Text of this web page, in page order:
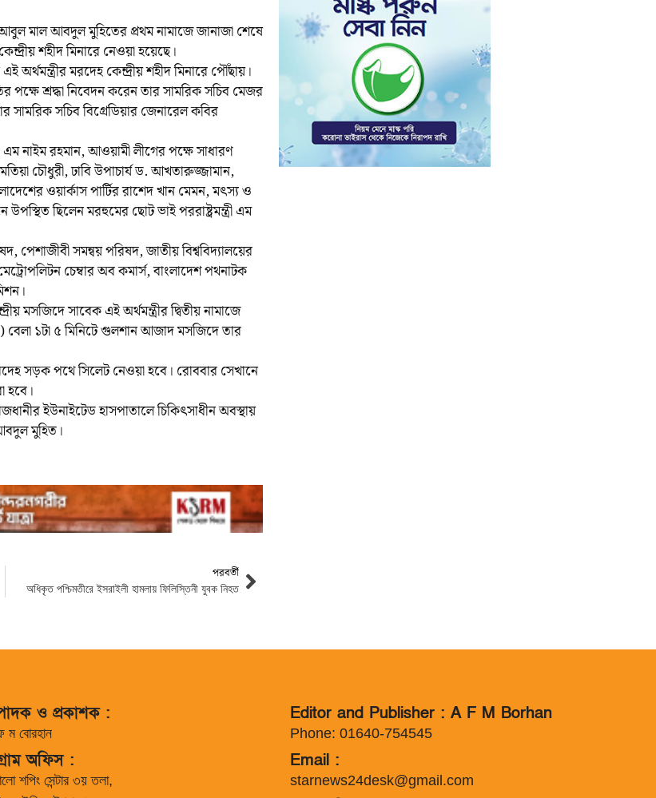
মাল আবদুল মুহিতের প্রথম নামাজে জানাজা শেষে
শহীদ মিনারে নেওয়া হয়েছে।
মরদেহ কেন্দ্রীয় শহীদ মিনারে পৌঁছায়।
পক্ষে শ্রদ্ধা নিবেদন করেন তার সামরিক সচিব মেজর
সামরিক সচিব বিগ্রেডিয়ার জেনারেল কবির
নাইম রহমান, আওয়ামী লীগের পক্ষে সাধারণ
চৌধুরী, ঢাবি উপাচার্য ড. আখতারুজ্জামান,
ওয়ার্কাস পার্টির রাশেদ খান মেমন, মৎস্য ও
ছিলেন মরহুমের ছোট ভাই পররাষ্ট্রমন্ত্রী এম
পেশাজীবী সমন্বয় পরিষদ, জাতীয় বিশ্ববিদ্যালয়ের
চেম্বার অব কমার্স, বাংলাদেশ পথনাটক
মসজিদে সাবেক এই অর্থমন্ত্রীর দ্বিতীয় নামাজে
১টা ৫ মিনিটে গুলশান আজাদ মসজিদে তার
সড়ক পথে সিলেট নেওয়া হবে। রোববার সেখানে
হবে।
ইউনাইটেড হাসপাতালে চিকিৎসাধীন অবস্থায়
মুহিত।
পরবর্তী
অধিকৃত পশ্চিমতীরে ইসরাইলী হামলায় ফিলিস্তিনী যুবক নিহত
ও প্রকাশক :
বোরহান
অফিস :
শপিং সেন্টার ৩য় তলা,
Editor and Publisher : A F M Borhan
Phone: 01640-754545
Email :
starnews24desk@gmail.com